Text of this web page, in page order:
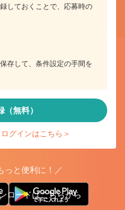
しておくことで、応募時の
存して、条件設定の手間を
（無料）
グインはこちら＞
っと便利に！／
ロードはこちらから